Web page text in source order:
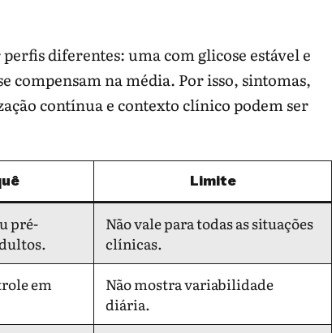
diferentes: uma com glicose estável e
compensam na média. Por isso, sintomas,
contínua e contexto clínico podem ser
Limite
pré-
Não vale para todas as situações
clínicas.
em
Não mostra variabilidade
diária.